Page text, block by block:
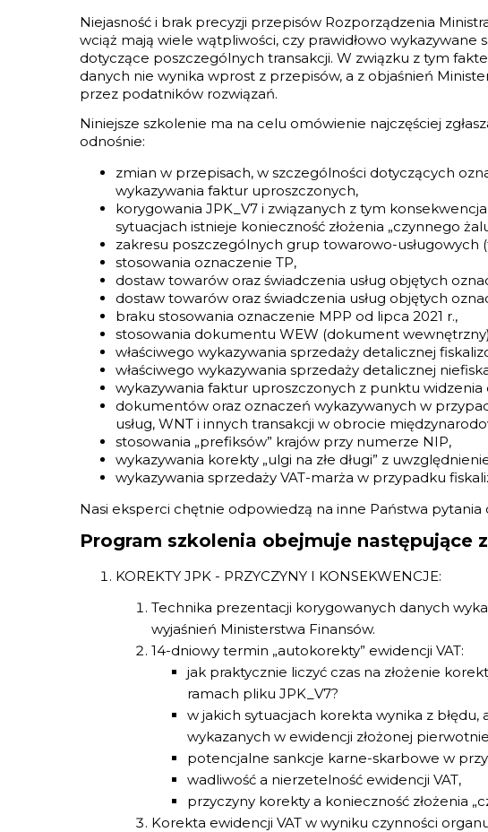
Niejasność i brak precyzji przepisów Rozporządzenia
wciąż mają wiele wątpliwości, czy prawidłowo wykazywane
dotyczące poszczególnych transakcji. W związku z tym
danych nie wynika wprost z przepisów, a z objaśnień
przez podatników rozwiązań.
Niniejsze szkolenie ma na celu omówienie najczęściej
odnośnie:
zmian w przepisach, w szczególności dotyczących
wykazywania faktur uproszczonych,
korygowania JPK_V7 i związanych z tym
sytuacjach istnieje konieczność złożenia „czynnego
zakresu poszczególnych grup towarowo-usługowych
stosowania oznaczenie TP,
dostaw towarów oraz świadczenia usług objętych
dostaw towarów oraz świadczenia usług objętych
braku stosowania oznaczenie MPP od lipca 2021 r.,
stosowania dokumentu WEW (dokument
właściwego wykazywania sprzedaży detalicznej
właściwego wykazywania sprzedaży detalicznej
wykazywania faktur uproszczonych z punktu
dokumentów oraz oznaczeń wykazywanych w
usług, WNT i innych transakcji w obrocie
stosowania „prefiksów” krajów przy numerze NIP,
wykazywania korekty „ulgi na złe długi” z
wykazywania sprzedaży VAT-marża w przypadku
Nasi eksperci chętnie odpowiedzą na inne Państwa pytania
Program szkolenia obejmuje następujące
KOREKTY JPK - PRZYCZYNY I KONSEKWENCJE:
Technika prezentacji korygowanych danych
wyjaśnień Ministerstwa Finansów.
14-dniowy termin „autokorekty” ewidencji VAT:
jak praktycznie liczyć czas na złożenie
ramach pliku JPK_V7?
w jakich sytuacjach korekta wynika z błędu,
wykazanych w ewidencji złożonej
potencjalne sankcje karne-skarbowe w
wadliwość a nierzetelność ewidencji VAT,
przyczyny korekty a konieczność złożenia
Korekta ewidencji VAT w wyniku czynności